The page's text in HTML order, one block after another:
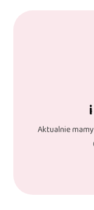
Aktualnie